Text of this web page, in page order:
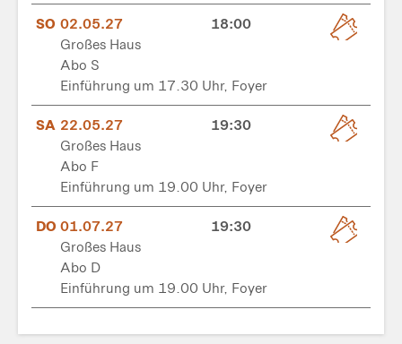
SO 02.05.27
18:00
Großes Haus
Abo S
Einführung um 17.30 Uhr, Foyer
SA 22.05.27
19:30
Großes Haus
Abo F
Einführung um 19.00 Uhr, Foyer
DO 01.07.27
19:30
Großes Haus
Abo D
Einführung um 19.00 Uhr, Foyer